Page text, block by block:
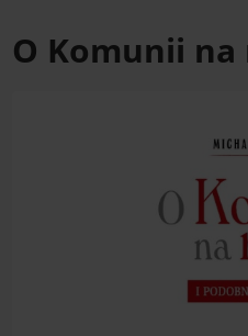
O Komunii na